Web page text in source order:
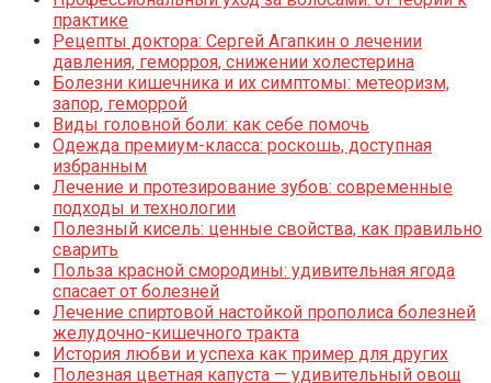
практике
Рецепты доктора: Сергей Агапкин о лечении
давления, геморроя, снижении холестерина
Болезни кишечника и их симптомы: метеоризм,
запор, геморрой
Виды головной боли: как себе помочь
Одежда премиум-класса: роскошь, доступная
избранным
Лечение и протезирование зубов: современные
подходы и технологии
Полезный кисель: ценные свойства, как правильно
сварить
Польза красной смородины: удивительная ягода
спасает от болезней
Лечение спиртовой настойкой прополиса болезней
желудочно-кишечного тракта
История любви и успеха как пример для других
Полезная цветная капуста — удивительный овощ